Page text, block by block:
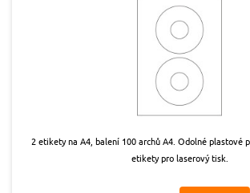
2 etikety na A4, balení 100 archů A4. Odolné plastové
etikety pro laserový tisk.